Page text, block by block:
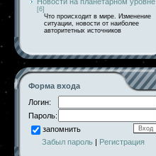
[6]
Что происходит в мире. Изменение
ситуации, новости от наиболее
авторитетных источников
Форма входа
Логин:
Пароль:
запомнить
Забыл пароль | Регистрация